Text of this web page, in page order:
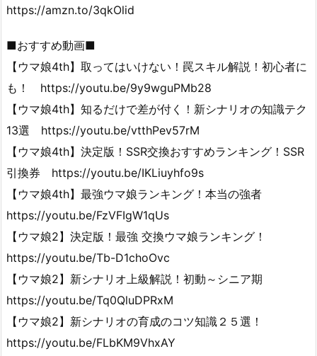
https://amzn.to/3qkOlid
■おすすめ動画■
【ウマ娘4th】取ってはいけない！罠スキル解説！初心者に
も！ https://youtu.be/9y9wguPMb28
【ウマ娘4th】知るだけで差が付く！新シナリオの知識テク
13選 https://youtu.be/vtthPev57rM
【ウマ娘4th】決定版！SSR交換おすすめランキング！SSR
引換券 https://youtu.be/IKLiuyhfo9s
【ウマ娘4th】最強ウマ娘ランキング！本当の強者
https://youtu.be/FzVFIgW1qUs
【ウマ娘2】決定版！最強 交換ウマ娘ランキング！
https://youtu.be/Tb-D1choOvc
【ウマ娘2】新シナリオ上級解説！初動～シニア期
https://youtu.be/Tq0QluDPRxM
【ウマ娘2】新シナリオの育成のコツ知識２５選！
https://youtu.be/FLbKM9VhxAY